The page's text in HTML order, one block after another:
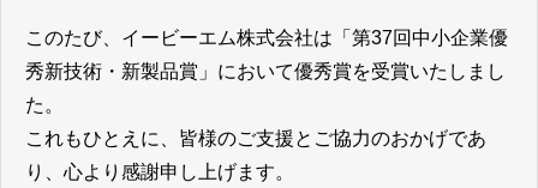
資料ダウンロード
このたび、イービーエム株式会社は「第37回中小企業優
秀新技術・新製品賞」において優秀賞を受賞いたしまし
た。
これもひとえに、皆様のご支援とご協力のおかげであ
り、心より感謝申し上げます。